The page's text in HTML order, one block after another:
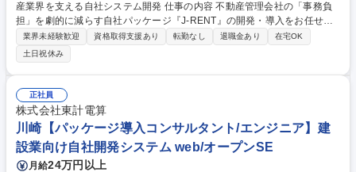
産業界を支える自社システム開発 仕事の内容 不動産管理会社の「事務負
担」を劇的に減らす自社パッケージ『J-RENT』の開発・導入をお任せ。
開発経験を活かし、要件定義から導入まで全工程をリードする、手触り感
バツグンのエンジニア職です。 【商材】賃貸管理の複雑な事務をITで自動
化するパッケージシステム 【詳細】■不動産管理会社へのヒアリング・要
件定義 ■基本設計・詳細設計・プログラミング（C#、VB.NET、ASP.NE
T） ■単体・結合・総合テストの実施 ■ユーザーへのシステム導入・操作レ
クチャー ■導入後のフォロー・追加改修。特定の工程だけでなく、顧客の
顔が見える環境で一貫してモノづくりに携われます。 募集職種 【開発S
E】経験を活かして上流へ！不動産業界を支える自社システム開発
業界未経験歓迎 資格取得支援あり 転勤なし 退職金あり
在宅OK
土日祝休み
正社員
株式会社東計電算
川崎【パッケージ導入コンサルタント/エンジニア】建
設業向け自社開発システム web/オープンSE
月給24万円以上